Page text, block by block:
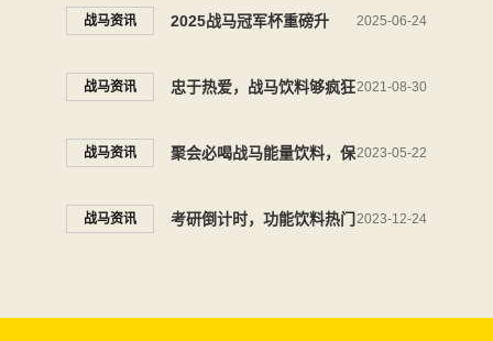
量型维生素饮料年轻人的
战马资讯 2025战马冠军杯重磅升
级，BLG战队高燃助阵
2025-06-24
战马资讯 忠于热爱，战马饮料够疯狂2021-08-30
战马资讯 聚会必喝战马能量饮料，保
持活力，畅享聚会乐趣
2023-05-22
战马资讯 考研倒计时，功能饮料热门 2023-12-24